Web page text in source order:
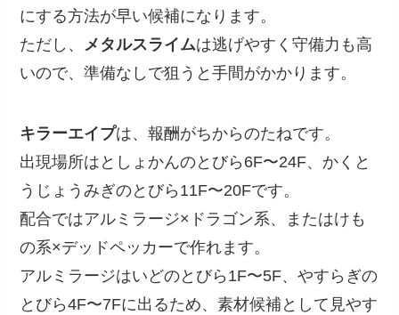
にする方法が早い候補になります。
ただし、
メタルスライムは逃げやすく守備力も高
いので、準備なしで狙うと手間がかかります。
キラーエイプは、報酬がちからのたねです。
出現場所はとしょかんのとびら6F〜24F、かくと
うじょうみぎのとびら11F〜20Fです。
配合ではアルミラージ×ドラゴン系、またはけも
の系×デッドペッカーで作れます。
アルミラージはいどのとびら1F〜5F、やすらぎの
とびら4F〜7Fに出るため、素材候補として見やす